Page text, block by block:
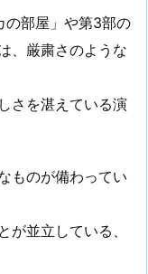
の部屋」や第3部の
、厳粛さのような
さを湛えている演
ものが備わってい
並立している、